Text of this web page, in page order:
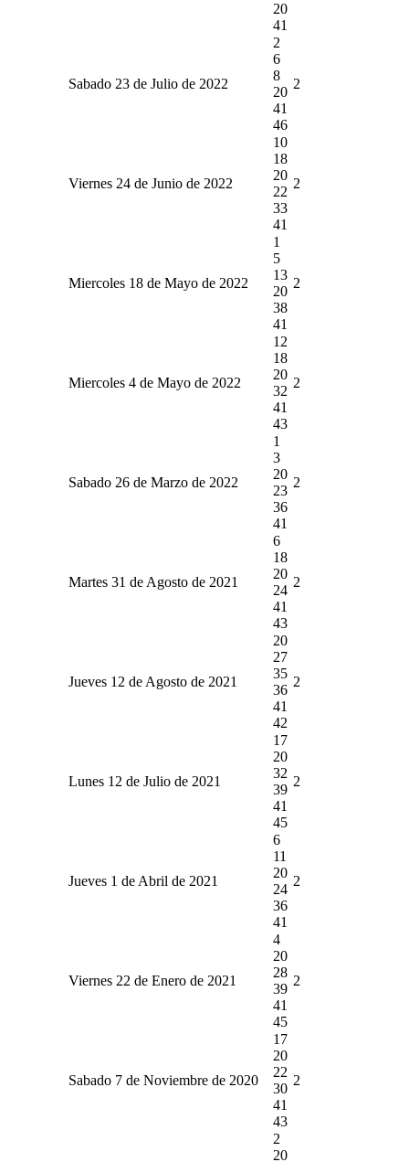
20
41
Sabado 23 de Julio de 2022
2
6
8
20
41
46
2
Viernes 24 de Junio de 2022
10
18
20
22
33
41
2
Miercoles 18 de Mayo de 2022
1
5
13
20
38
41
2
Miercoles 4 de Mayo de 2022
12
18
20
32
41
43
2
Sabado 26 de Marzo de 2022
1
3
20
23
36
41
2
Martes 31 de Agosto de 2021
6
18
20
24
41
43
2
Jueves 12 de Agosto de 2021
20
27
35
36
41
42
2
Lunes 12 de Julio de 2021
17
20
32
39
41
45
2
Jueves 1 de Abril de 2021
6
11
20
24
36
41
2
Viernes 22 de Enero de 2021
4
20
28
39
41
45
2
Sabado 7 de Noviembre de 2020
17
20
22
30
41
43
2
2
20